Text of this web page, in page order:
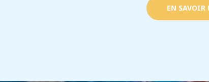
EN SAVOIR